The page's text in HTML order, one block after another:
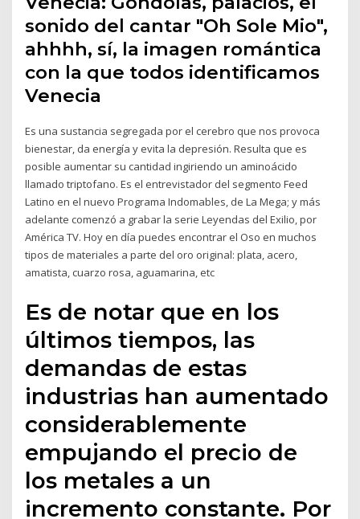
sonido del cantar "Oh Sole Mio",
ahhhh, sí, la imagen romántica
con la que todos identificamos
Venecia
Es una sustancia segregada por el cerebro que nos provoca
bienestar, da energía y evita la depresión. Resulta que es
posible aumentar su cantidad ingiriendo un aminoácido
llamado triptofano. Es el entrevistador del segmento Feed
Latino en el nuevo Programa Indomables, de La Mega; y más
adelante comenzó a grabar la serie Leyendas del Exilio, por
América TV. Hoy en día puedes encontrar el Oso en muchos
tipos de materiales a parte del oro original: plata, acero,
amatista, cuarzo rosa, aguamarina, etc
Es de notar que en los
últimos tiempos, las
demandas de estas
industrias han aumentado
considerablemente
empujando el precio de
los metales a un
incremento constante. Por